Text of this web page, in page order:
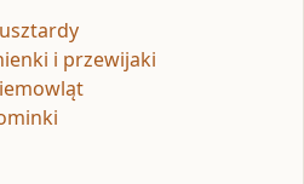
i przewijaki